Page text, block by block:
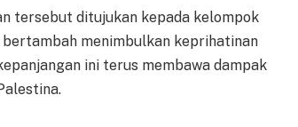
tersebut ditujukan kepada kelompok
menimbulkan keprihatinan
ini terus membawa dampak